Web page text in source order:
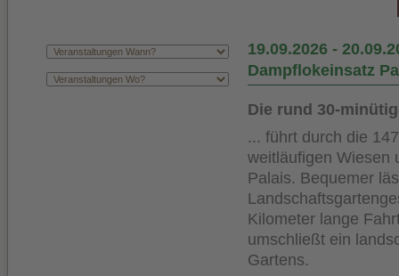
19.09.2026 -
Dampflokeinsatz
Die rund 30-
... führt durch die
weitläufigen Wiesen
Palais. Bequemer
Kilometer lange
umschließt ein
Gartens.